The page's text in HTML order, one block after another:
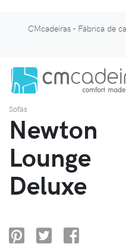
CMcadeiras - Fábrica de
Sofás
Newton
Lounge
Deluxe